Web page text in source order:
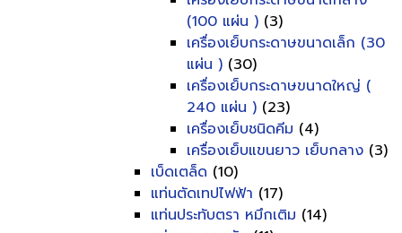
(100 แผ่น ) (3)
เครื่องเย็บกระดาษขนาดเล็ก (30
แผ่น ) (30)
เครื่องเย็บกระดาษขนาดใหญ่ (
240 แผ่น ) (23)
เครื่องเย็บชนิดคีม (4)
เครื่องเย็บแขนยาว เย็บกลาง (3)
เบ็ดเตล็ด (10)
แท่นตัดเทปไฟฟ้า (17)
แท่นประทับตรา หมึกเติม (14)